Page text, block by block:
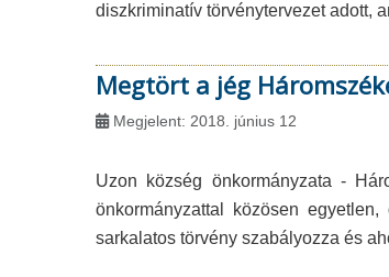
diszkriminatív törvénytervezet adott,
Megtört a jég
Megjelent: 2018. június 12
Uzon község önkormányzata -
önkormányzattal közösen
sarkalatos törvény szabályozza és